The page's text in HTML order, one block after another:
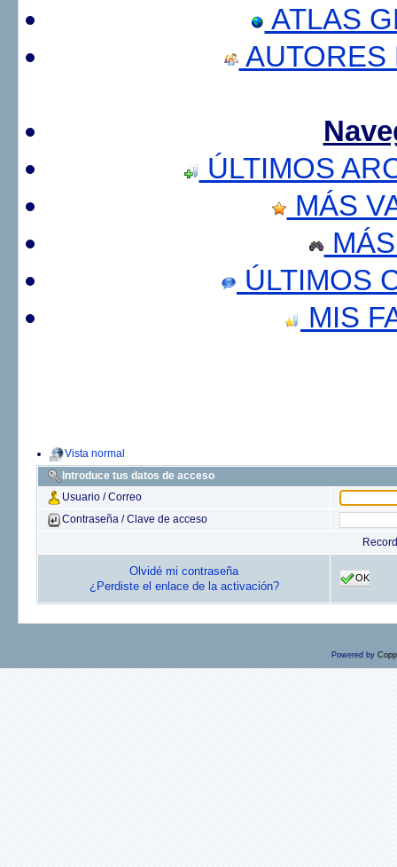
ATLAS
AUTORES
ÚLTIMOS
MÁS
ÚLTIMOS
MIS
Vista normal
Introduce tus datos de acceso
Usuario / Correo
Contraseña / Clave de acceso
Olvidé mi contraseña
¿Perdiste el enlace de la activación?
OK
Powered by